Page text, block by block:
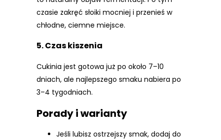
czasie zakręć słoiki mocniej i przenieś w
chłodne, ciemne miejsce.
5. Czas kiszenia
Cukinia jest gotowa już po około 7–10
dniach, ale najlepszego smaku nabiera po
3–4 tygodniach.
Porady i warianty
Jeśli lubisz ostrzejszy smak, dodaj do